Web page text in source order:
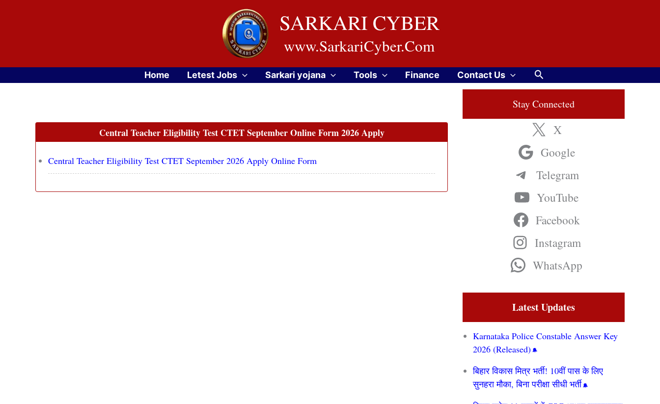
SARKARI CYBER
www.SarkariCyber.Com
Home Letest Jobs Sarkari yojana Tools Finance Contact Us Search
Central Teacher Eligibility Test CTET September Online Form 2026 Apply
Central Teacher Eligibility Test CTET September 2026 Apply Online Form
Stay Connected
X
Google
Telegram
YouTube
Facebook
Instagram
WhatsApp
Latest Updates
Karnataka Police Constable Answer Key
2026 (Released)
बिहार विकास मित्र भर्ती! 10वीं पास के लिए
सुनहरा मौका, बिना परीक्षा सीधी भर्ती